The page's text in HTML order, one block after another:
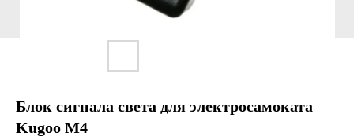
Блок сигнала света для электросамоката
Kugoo M4